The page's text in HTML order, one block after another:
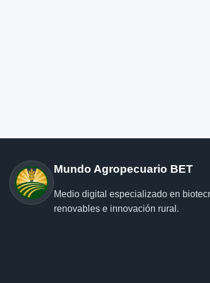
Mundo Agropecuario BET
Medio digital especializado en
renovables e innovación rural.